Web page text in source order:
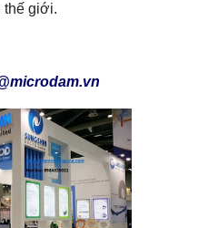
thế giới.